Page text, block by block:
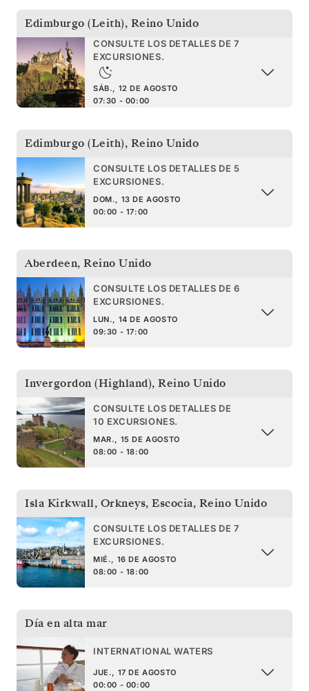
Edimburgo (Leith), Reino Unido
CONSULTE LOS DETALLES DE 7
EXCURSIONES.
SÁB., 12 DE AGOSTO
07:30 - 00:00
Edimburgo (Leith), Reino Unido
CONSULTE LOS DETALLES DE 5
EXCURSIONES.
DOM., 13 DE AGOSTO
00:00 - 17:00
Aberdeen, Reino Unido
CONSULTE LOS DETALLES DE 6
EXCURSIONES.
LUN., 14 DE AGOSTO
09:30 - 17:00
Invergordon (Highland), Reino Unido
CONSULTE LOS DETALLES DE
10 EXCURSIONES.
MAR., 15 DE AGOSTO
08:00 - 18:00
Isla Kirkwall, Orkneys, Escocia, Reino Unido
CONSULTE LOS DETALLES DE 7
EXCURSIONES.
MIÉ., 16 DE AGOSTO
08:00 - 18:00
Día en alta mar
INTERNATIONAL WATERS
JUE., 17 DE AGOSTO
00:00 - 00:00